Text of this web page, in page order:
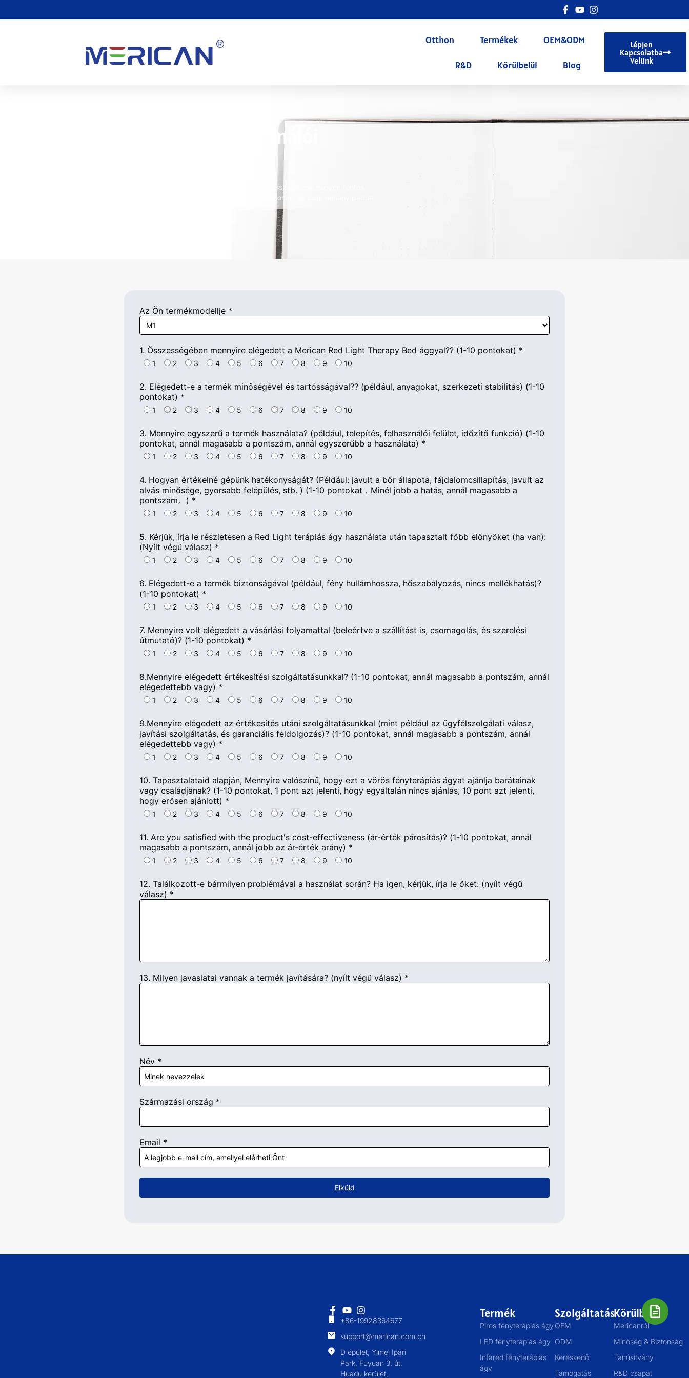
Otthon Termékek OEM&ODM
R&D Körülbelül Blog
Lépjen
Kapcsolatba
Velünk
Piros fényterápiás ágy felhasználói
Köszönjük, hogy megvásárolta és használta Red Light terápiás ágyunkat! Visszajelzése nagyon fontos
számunkra termékeink és szolgáltatásaink fejlesztése során. Ez a kérdőív anonim, és csak néhány percet
Az Ön termékmodellje *
1. Összességében mennyire elégedett a Merican Red Light Therapy Bed ággyal?? (1-10 pontokat) *
1 2 3 4 5 6 7 8 9 10
2. Elégedett-e a termék minőségével és tartósságával?? (például, anyagokat, szerkezeti stabilitás) (1-10
pontokat) *
1 2 3 4 5 6 7 8 9 10
3. Mennyire egyszerű a termék használata? (például, telepítés, felhasználói felület, időzítő funkció) (1-10
pontokat, annál magasabb a pontszám, annál egyszerűbb a használata) *
1 2 3 4 5 6 7 8 9 10
4. Hogyan értékelné gépünk hatékonyságát? (Például: javult a bőr állapota, fájdalomcsillapítás, javult az
alvás minősége, gyorsabb felépülés, stb. ) (1-10 pontokat，Minél jobb a hatás, annál magasabb a
pontszám。) *
1 2 3 4 5 6 7 8 9 10
5. Kérjük, írja le részletesen a Red Light terápiás ágy használata után tapasztalt főbb előnyöket (ha van):
(Nyílt végű válasz) *
1 2 3 4 5 6 7 8 9 10
6. Elégedett-e a termék biztonságával (például, fény hullámhossza, hőszabályozás, nincs mellékhatás)?
(1-10 pontokat) *
1 2 3 4 5 6 7 8 9 10
7. Mennyire volt elégedett a vásárlási folyamattal (beleértve a szállítást is, csomagolás, és szerelési
útmutató)? (1-10 pontokat) *
1 2 3 4 5 6 7 8 9 10
8.Mennyire elégedett értékesítési szolgáltatásunkkal? (1-10 pontokat, annál magasabb a pontszám, annál
elégedettebb vagy) *
1 2 3 4 5 6 7 8 9 10
9.Mennyire elégedett az értékesítés utáni szolgáltatásunkkal (mint például az ügyfélszolgálati válasz,
javítási szolgáltatás, és garanciális feldolgozás)? (1-10 pontokat, annál magasabb a pontszám, annál
elégedettebb vagy) *
1 2 3 4 5 6 7 8 9 10
10. Tapasztalataid alapján, Mennyire valószínű, hogy ezt a vörös fényterápiás ágyat ajánlja barátainak
vagy családjának? (1-10 pontokat, 1 pont azt jelenti, hogy egyáltalán nincs ajánlás, 10 pont azt jelenti,
hogy erősen ajánlott) *
1 2 3 4 5 6 7 8 9 10
11. Are you satisfied with the product's cost-effectiveness (ár-érték párosítás)? (1-10 pontokat, annál
magasabb a pontszám, annál jobb az ár-érték arány) *
1 2 3 4 5 6 7 8 9 10
12. Találkozott-e bármilyen problémával a használat során? Ha igen, kérjük, írja le őket: (nyílt végű
válasz) *
13. Milyen javaslatai vannak a termék javítására? (nyílt végű válasz) *
Név *
Származási ország *
Email *
Elküld
+86-19928364677
support@merican.com.cn
D épület, Yimei Ipari
Park, Fuyuan 3. út,
Huadu kerület,
Termék
Piros fényterápiás ágy
LED fényterápiás ágy
Infared fényterápiás
ágy
Szolgáltatás
OEM
ODM
Kereskedő
Támogatás
Körülbelül
Mericanról
Minőség & Biztonság
Tanúsítvány
R&D csapat